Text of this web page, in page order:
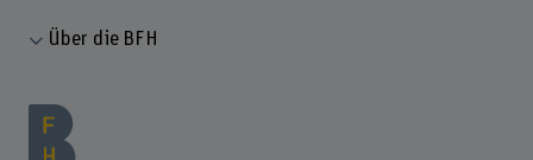
Über die BFH